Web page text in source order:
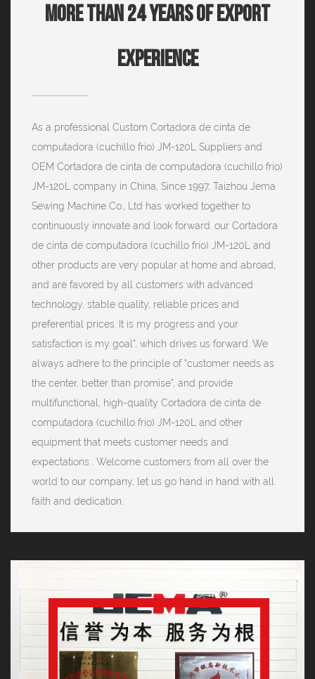
More Than 24 Years Of Export
Experience
As a professional Custom Cortadora de cinta de
computadora (cuchillo frío) JM-120L Suppliers and
OEM Cortadora de cinta de computadora (cuchillo frío)
JM-120L company in China, Since 1997, Taizhou Jema
Sewing Machine Co., Ltd has worked together to
continuously innovate and look forward. our Cortadora
de cinta de computadora (cuchillo frío) JM-120L and
other products are very popular at home and abroad,
and are favored by all customers with advanced
technology, stable quality, reliable prices and
preferential prices. It is my progress and your
satisfaction is my goal", which drives us forward. We
always adhere to the principle of "customer needs as
the center, better than promise", and provide
multifunctional, high-quality Cortadora de cinta de
computadora (cuchillo frío) JM-120L and other
equipment that meets customer needs and
expectations . Welcome customers from all over the
world to our company, let us go hand in hand with all
faith and dedication.